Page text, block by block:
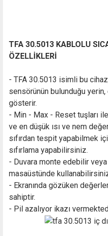
TFA 30.5013 KABLOLU
ÖZELLİKLERİ
- TFA 30.5013 isimli bu
sensörünün bulunduğu
gösterir.
- Min - Max - Reset tuşları
ve en düşük ısı ve nem
sıfırdan tespit yapabilmek
sıfırlama yapabilirsiniz.
- Duvara monte edebilir
masaüstünde
- Ekranında gözüken
sahiptir.
- Pil azalıyor ikazı